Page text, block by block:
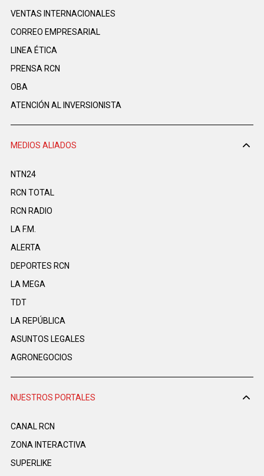
VENTAS INTERNACIONALES
CORREO EMPRESARIAL
LINEA ÉTICA
PRENSA RCN
OBA
ATENCIÓN AL INVERSIONISTA
MEDIOS ALIADOS
NTN24
RCN TOTAL
RCN RADIO
LA F.M.
ALERTA
DEPORTES RCN
LA MEGA
TDT
LA REPÚBLICA
ASUNTOS LEGALES
AGRONEGOCIOS
NUESTROS PORTALES
CANAL RCN
ZONA INTERACTIVA
SUPERLIKE